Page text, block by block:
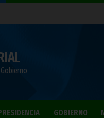
GOBIERNO